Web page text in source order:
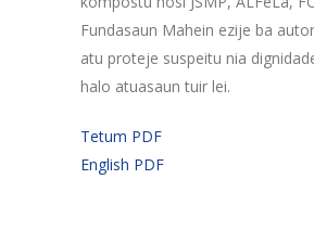
Fundasaun Mahein ezije ba
atu proteje suspeitu nia
halo atuasaun tuir lei.
Tetum PDF
English PDF